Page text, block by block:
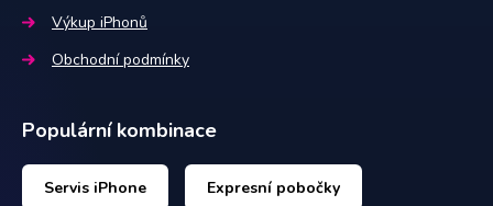
Výkup iPhonů
Obchodní podmínky
Populární kombinace
Servis iPhone Expresní pobočky